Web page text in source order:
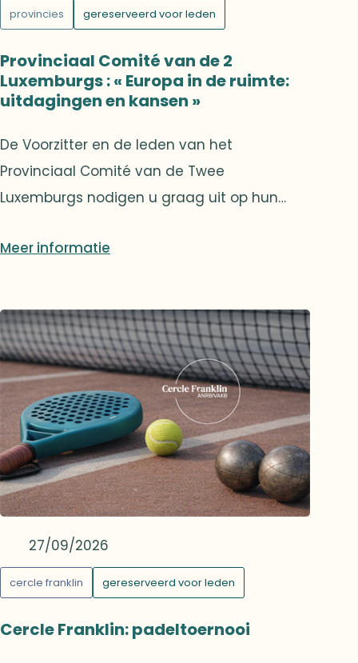
provincies gereserveerd voor leden
Provinciaal Comité van de 2
Luxemburgs : « Europa in de ruimte:
uitdagingen en kansen »
De Voorzitter en de leden van het
Provinciaal Comité van de Twee
Luxemburgs nodigen u graag uit op hun
de heer Eric Morel de Westgaver, Directeur
Luc Trullemans, hoofd van het ESEC
(European Space Security and Education
Center), rond het thema: “Europa in de
ruimte: uitdagingen en kansen”.
Meer informatie
27/09/2026
cercle franklin gereserveerd voor leden
Cercle Franklin: padeltoernooi